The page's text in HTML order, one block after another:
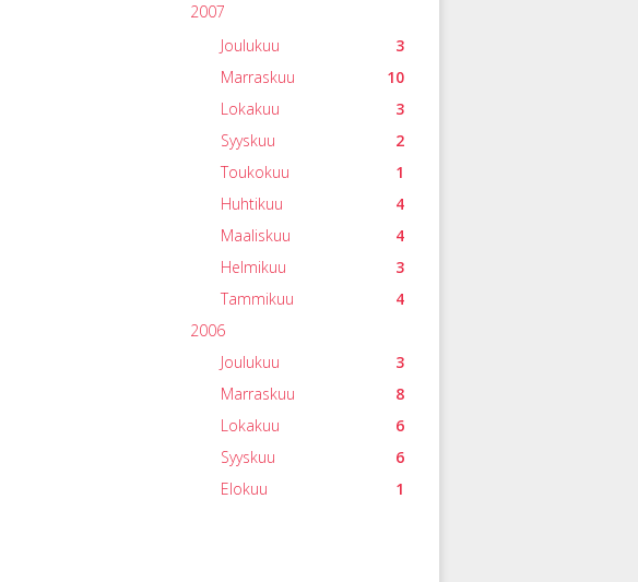
2007
3
Joulukuu
10
Marraskuu
3
Lokakuu
2
Syyskuu
1
Toukokuu
4
Huhtikuu
4
Maaliskuu
3
Helmikuu
4
Tammikuu
2006
3
Joulukuu
8
Marraskuu
6
Lokakuu
6
Syyskuu
1
Elokuu